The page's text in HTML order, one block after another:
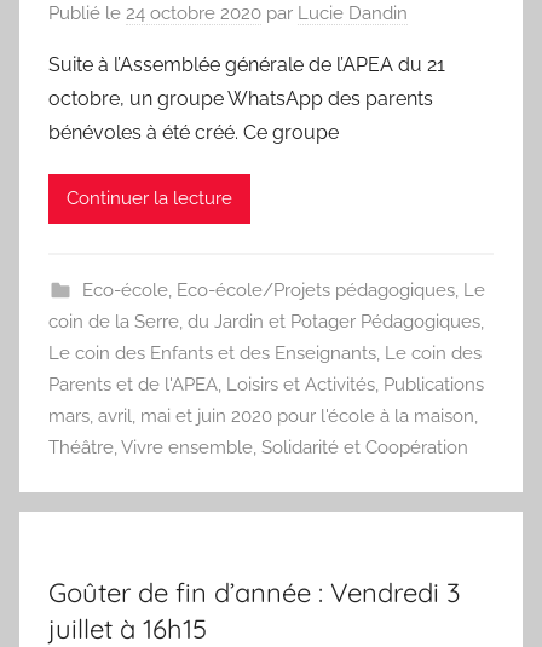
Publié le 24 octobre 2020 par Lucie Dandin
Suite à l’Assemblée générale de l’APEA du 21
octobre, un groupe WhatsApp des parents
bénévoles à été créé. Ce groupe
Continuer la lecture
Eco-école, Eco-école/Projets pédagogiques, Le
coin de la Serre, du Jardin et Potager Pédagogiques,
Le coin des Enfants et des Enseignants, Le coin des
Parents et de l'APEA, Loisirs et Activités, Publications
mars, avril, mai et juin 2020 pour l'école à la maison,
Théâtre,Vivre ensemble, Solidarité et Coopération
Goûter de fin d’année : Vendredi 3
juillet à 16h15